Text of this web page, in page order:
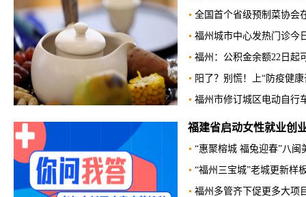
全国首个省级预制菜协会
福州城市中心发热门诊今
福州：公积金余额22日起
阳了？别慌！上“防疫健
福州市修订城区电动自行
福建省启动女性就业创
“惠聚榕城 福兔迎春”八闽
“福州三宝城”老城更新样
福州多管齐下促更多大项